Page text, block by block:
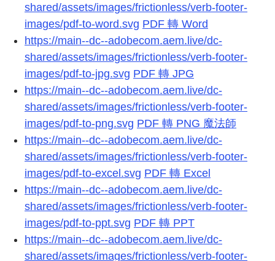
shared/assets/images/frictionless/verb-footer-
images/pdf-to-word.svg PDF 轉 Word
https://main--dc--adobecom.aem.live/dc-
shared/assets/images/frictionless/verb-footer-
images/pdf-to-jpg.svg PDF 轉 JPG
https://main--dc--adobecom.aem.live/dc-
shared/assets/images/frictionless/verb-footer-
images/pdf-to-png.svg PDF 轉 PNG 魔法師
https://main--dc--adobecom.aem.live/dc-
shared/assets/images/frictionless/verb-footer-
images/pdf-to-excel.svg PDF 轉 Excel
https://main--dc--adobecom.aem.live/dc-
shared/assets/images/frictionless/verb-footer-
images/pdf-to-ppt.svg PDF 轉 PPT
https://main--dc--adobecom.aem.live/dc-
shared/assets/images/frictionless/verb-footer-